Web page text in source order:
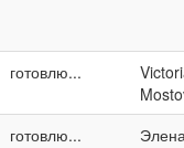
готовлю...
готовлю...